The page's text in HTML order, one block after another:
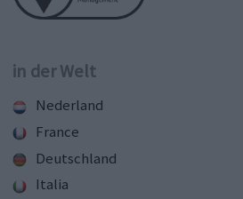
in der Welt
Nederland
France
Deutschland
Italia